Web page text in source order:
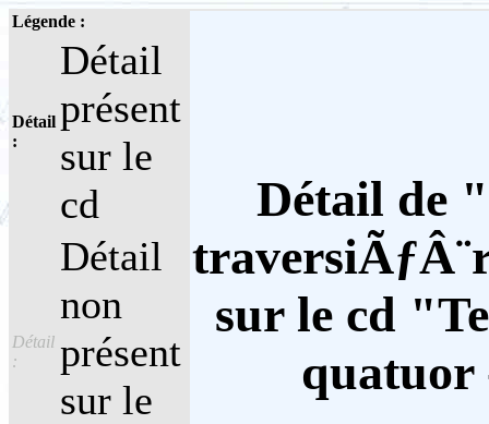
Légende :
Détail de
sur le cd
quatuor
Détail
:
Détail
présent
sur le
cd
Détail
:
Détail
non
présent
sur le